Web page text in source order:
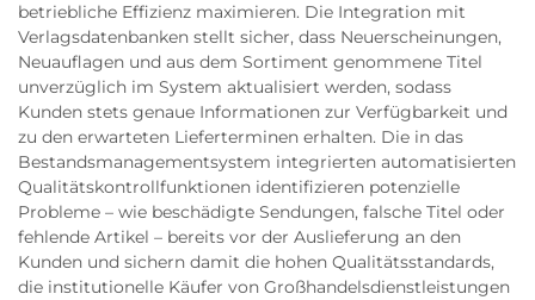
betriebliche Effizienz maximieren. Die Integration mit
Verlagsdatenbanken stellt sicher, dass Neuerscheinungen,
Neuauflagen und aus dem Sortiment genommene Titel
unverzüglich im System aktualisiert werden, sodass
Kunden stets genaue Informationen zur Verfügbarkeit und
zu den erwarteten Lieferterminen erhalten. Die in das
Bestandsmanagementsystem integrierten automatisierten
Qualitätskontrollfunktionen identifizieren potenzielle
Probleme – wie beschädigte Sendungen, falsche Titel oder
fehlende Artikel – bereits vor der Auslieferung an den
Kunden und sichern damit die hohen Qualitätsstandards,
die institutionelle Käufer von Großhandelsdienstleistungen